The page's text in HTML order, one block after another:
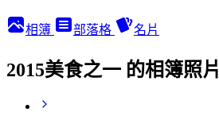
相簿 部落格 名片
2015美食之一 的相簿照片